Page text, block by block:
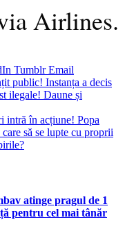
Airlines.
Tumblr Email
public! Instanța a decis
ilegale! Daune și
intră în acțiune! Popa
să se lupte cu proprii
atinge pragul de 1
pentru cel mai tânăr